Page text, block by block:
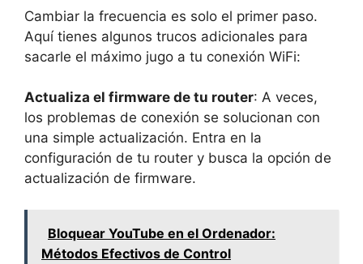
Cambiar la frecuencia es solo el primer paso.
Aquí tienes algunos trucos adicionales para
sacarle el máximo jugo a tu conexión WiFi:
Actualiza el firmware de tu router: A veces,
los problemas de conexión se solucionan con
una simple actualización. Entra en la
configuración de tu router y busca la opción de
actualización de firmware.
Bloquear YouTube en el Ordenador:
Métodos Efectivos de Control